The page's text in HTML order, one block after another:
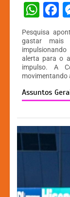
W
h
at
s
A
p
p
F
c
e
b
o
o
k
Pesquisa
gastar mais
alerta para o
impulso. A
movimentando
Assuntos